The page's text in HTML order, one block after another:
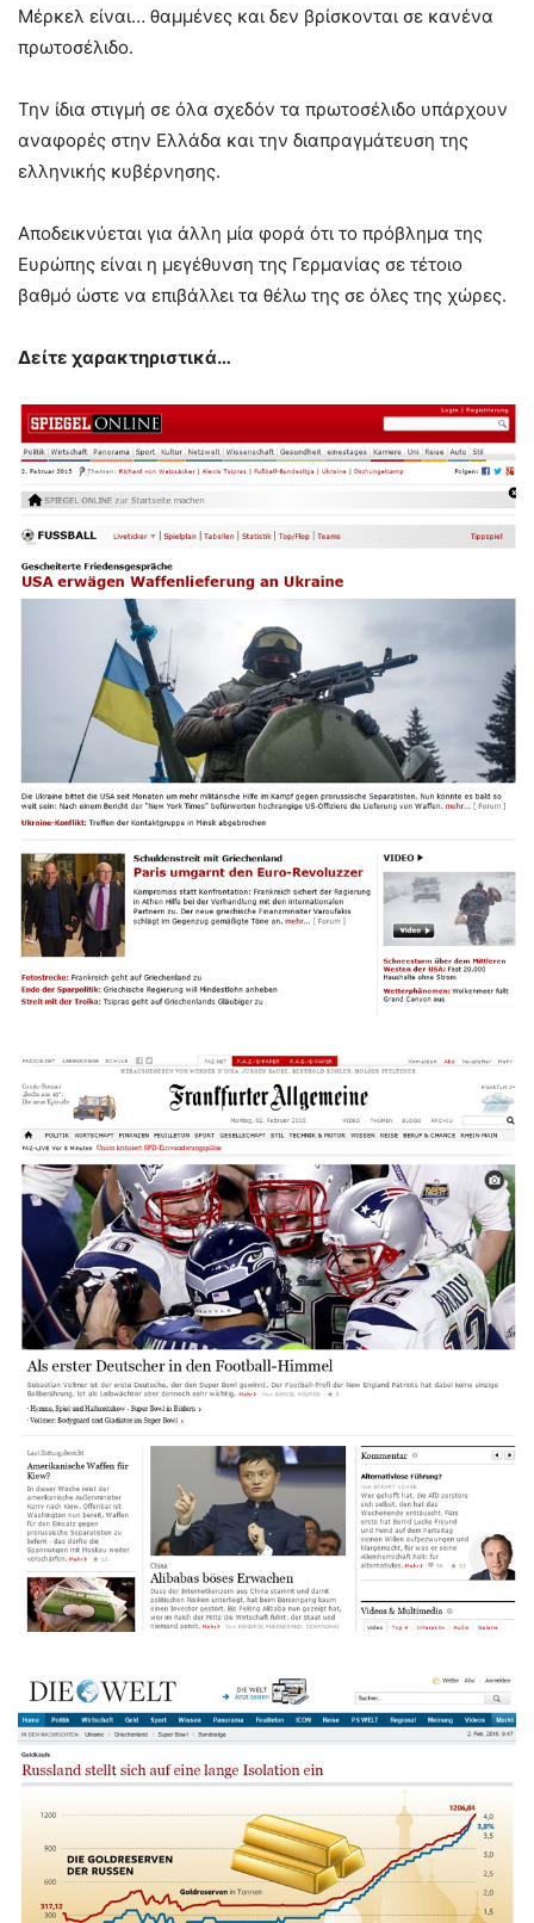
Μέρκελ είναι… θαμμένες και δεν βρίσκονται σε κανένα
πρωτοσέλιδο.
Την ίδια στιγμή σε όλα σχεδόν τα πρωτοσέλιδο υπάρχουν
αναφορές στην Ελλάδα και την διαπραγμάτευση της
ελληνικής κυβέρνησης.
Αποδεικνύεται για άλλη μία φορά ότι το πρόβλημα της
Ευρώπης είναι η μεγέθυνση της Γερμανίας σε τέτοιο
βαθμό ώστε να επιβάλλει τα θέλω της σε όλες της χώρες.
Δείτε χαρακτηριστικά…